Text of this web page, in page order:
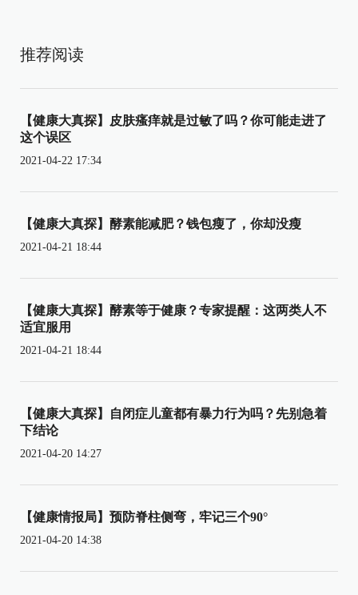
推荐阅读
【健康大真探】皮肤瘙痒就是过敏了吗？你可能走进了
这个误区
2021-04-22 17:34
【健康大真探】酵素能减肥？钱包瘦了，你却没瘦
2021-04-21 18:44
【健康大真探】酵素等于健康？专家提醒：这两类人不
适宜服用
2021-04-21 18:44
【健康大真探】自闭症儿童都有暴力行为吗？先别急着
下结论
2021-04-20 14:27
【健康情报局】预防脊柱侧弯，牢记三个90°
2021-04-20 14:38